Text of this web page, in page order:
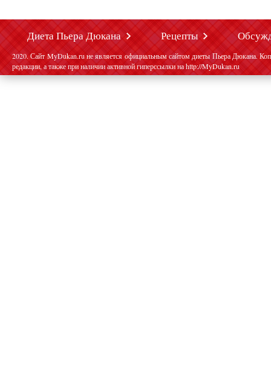
Диета Пьера Дюкана Рецепты
2020. Сайт MyDukan.ru не является официальным сайтом диеты Пьера Дюкана.
редакции, а также при наличии активной гиперссылки на http://MyDukan.ru